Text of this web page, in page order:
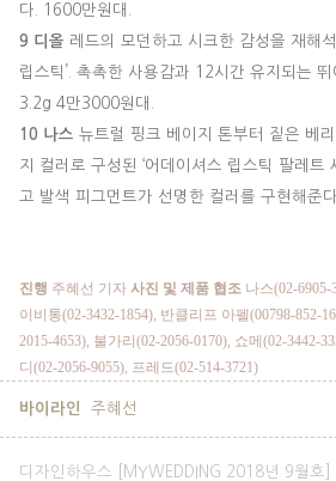
다. 1600만원대.
9 디올 레드의 모던하고 시크한 감성을 재해
립스틱’. 촉촉한 사용감과 12시간 유지되는
3.2g 4만3000원대.
10 나스 뉴트럴 핑크 베이지 톤부터 짙은 베
지 컬러로 구성된 ‘어데이셔스 립스틱 팔레트
고 발색 피그먼트가 선명한 컬러를 구현해준
진행 주혜선 기자 사진 및 제품 협조 나스(02-6905-
이비통(02-3432-1854), 반클리프 아펠(00798-852-
2015-4653), 불가리(02-2056-0170), 쇼메(02-3442-
디(02-2056-9055), 프레드(02-514-3721)
바이라인 주혜선
디자인하우스 [MYWEDDING 2018년 9월